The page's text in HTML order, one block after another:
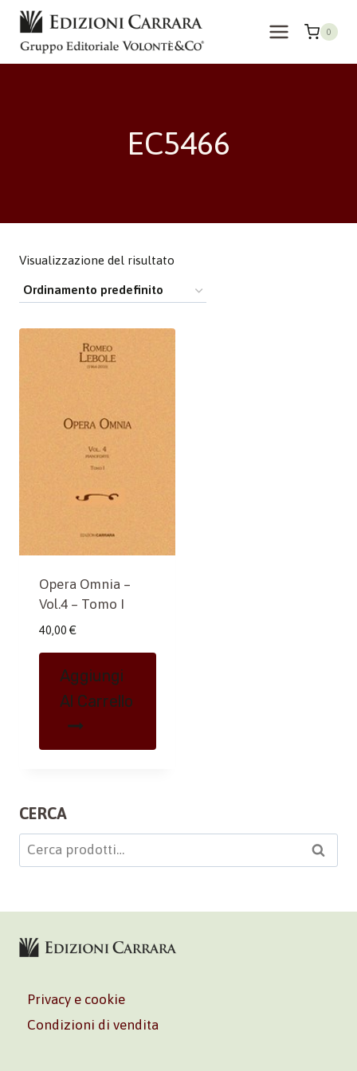
Salta
contenuto
0
EC5466
Visualizzazione del risultato
Opera Omnia –
Vol.4 – Tomo I
40,00 €
Aggiungi
Al Carrello
CERCA
Cerca: Cerca
Privacy e cookie
Condizioni di vendita